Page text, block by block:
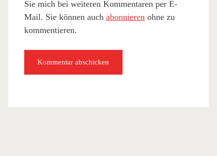
Sie mich bei weiteren Kommentaren per E-
Mail. Sie können auch abonnierenohne zu
kommentieren.